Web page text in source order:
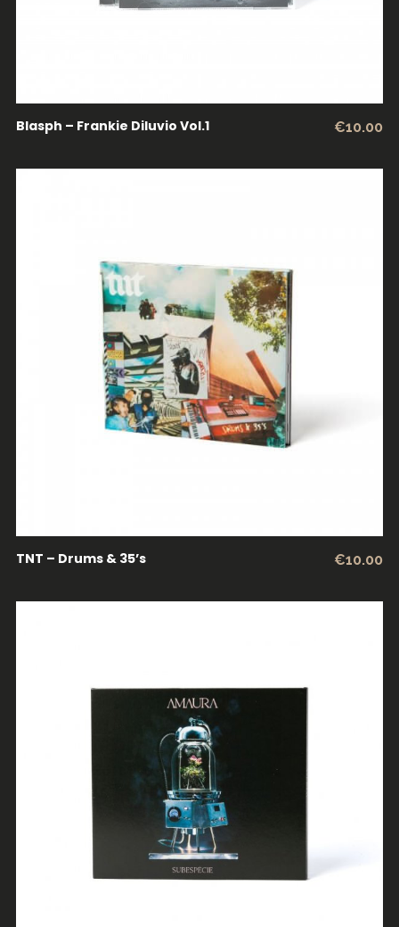
Blasph – Frankie Diluvio Vol.1 €10.00
ADICIONAR
TNT – Drums & 35’s €10.00
ADICIONAR